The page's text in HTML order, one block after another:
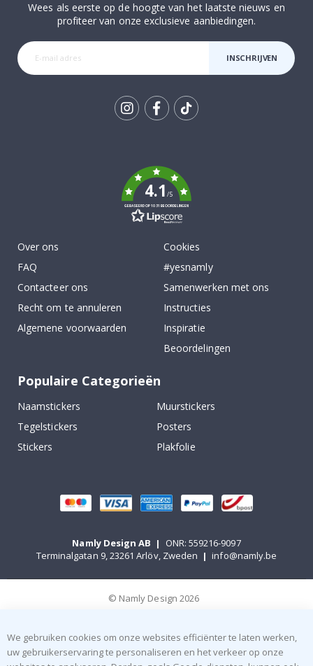
Wees als eerste op de hoogte van het laatste nieuws en
profiteer van onze exclusieve aanbiedingen.
INSCHRIJVEN
4.1/5
GEBASEERD OP 1031 BEOORDELINGEN
Over ons
FAQ
Contacteer ons
Recht om te annuleren
Algemene voorwaarden
Cookies
#yesnamly
Samenwerken met ons
Instructies
Inspiratie
Beoordelingen
Populaire Categorieën
Naamstickers
Muurstickers
Tegelstickers
Posters
Stickers
Plakfolie
Namly Design AB |
ONR: 559216-9097
Terminalgatan 9, 23261 Arlöv, Zweden | info@namly.be
© Namly Design 2026
We gebruiken cookies om onze websites efficiënter te laten werken,
uw gebruikerservaring te personaliseren en het verkeer op onze